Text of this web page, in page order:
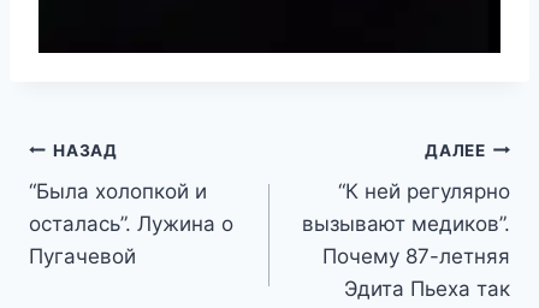
Навигация
по
записям
НАЗАД
“Была холопкой и
осталась”. Лужина о
Пугачевой
ДАЛЕЕ
“К ней регулярно
вызывают медиков”.
Почему 87-летняя
Эдита Пьеха так